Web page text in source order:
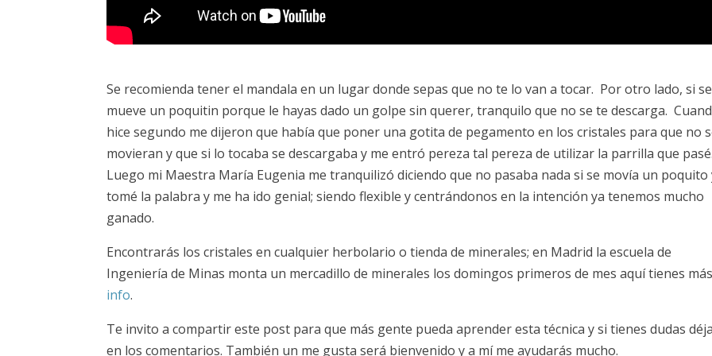
Se recomienda tener el mandala en un lugar donde sepas que no te lo van a tocar. Por otro lado, si
mueve un poquitin porque le hayas dado un golpe sin querer, tranquilo que no se te descarga.
hice segundo me dijeron que había que poner una gotita de pegamento en los cristales para que no
movieran y que si lo tocaba se descargaba y me entró pereza tal pereza de utilizar la parrilla que
Luego mi Maestra María Eugenia me tranquilizó diciendo que no pasaba nada si se movía un poquito
tomé la palabra y me ha ido genial; siendo flexible y centrándonos en la intención ya tenemos mucho
ganado.
Encontrarás los cristales en cualquier herbolario o tienda de minerales; en Madrid la escuela de
Ingeniería de Minas monta un mercadillo de minerales los domingos primeros de mes aquí tienes
info.
Te invito a compartir este post para que más gente pueda aprender esta técnica y si tienes dudas
en los comentarios. También un me gusta será bienvenido y a mí me ayudarás mucho.